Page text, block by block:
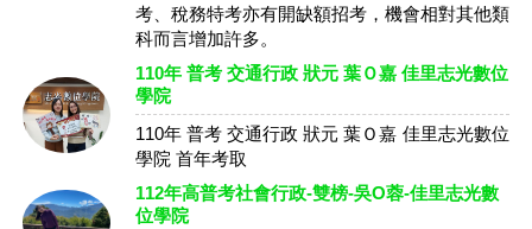
考、稅務特考亦有開缺額招考，機會相對其他類
科而言增加許多。
110年 普考 交通行政 狀元 葉Ｏ嘉 佳里志光數位
學院
110年 普考 交通行政 狀元 葉Ｏ嘉 佳里志光數位
學院 首年考取
112年高普考社會行政-雙榜-吳O蓉-佳里志光數
位學院